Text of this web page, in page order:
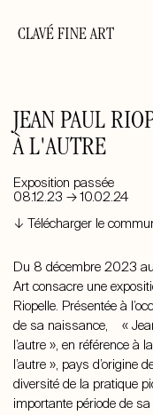
CLAVÉ FINE ART
JEAN PAUL
À L'AUTRE
Exposition passée
08.12.23 → 10.02.24
↓ Télécharger le
Du 8 décembre 2023
Art consacre une
Riopelle. Présentée à
de sa naissance, «
l’autre », en référence à
l’autre », pays d’origine
diversité de la pratique
importante période de